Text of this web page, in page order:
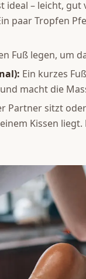
ideal – leicht,
paar Tropfen
Fuß legen, um
Ein kurzes
macht die
Partner sitzt
Kissen